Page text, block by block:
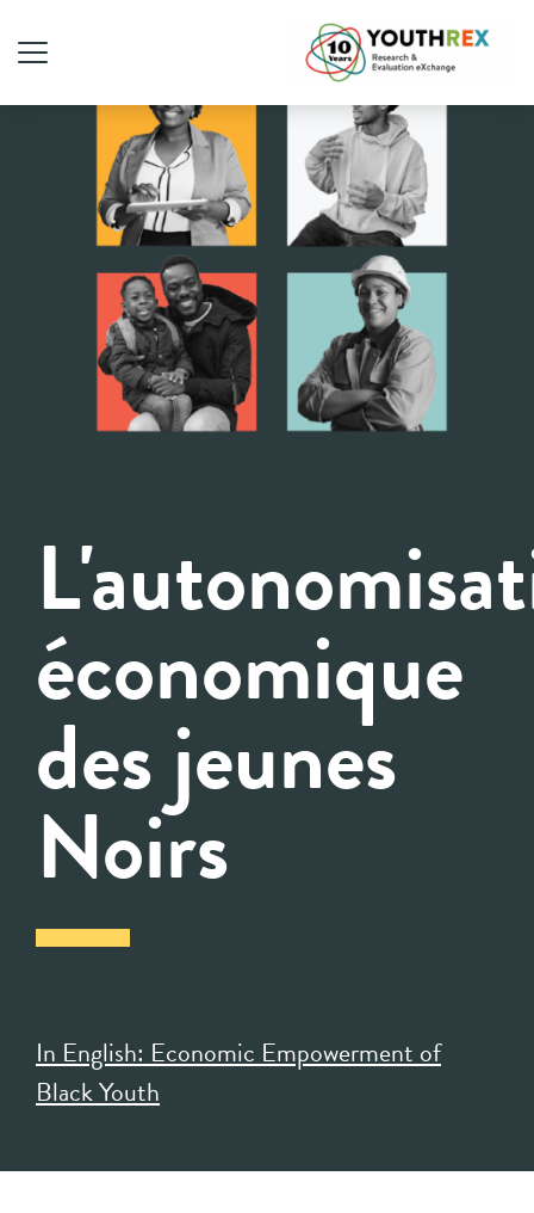
économique
des jeunes
Noirs
In English: Economic Empowerment of
Black Youth